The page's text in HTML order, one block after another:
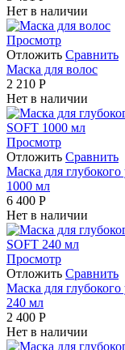
Нет в наличии
Просмотр
Отложить Сравнить
Маска для волос
2 210 Р
Нет в наличии
Просмотр
Отложить Сравнить
Маска для
1000 мл
6 400 Р
Нет в наличии
Просмотр
Отложить Сравнить
Маска для
240 мл
2 400 Р
Нет в наличии